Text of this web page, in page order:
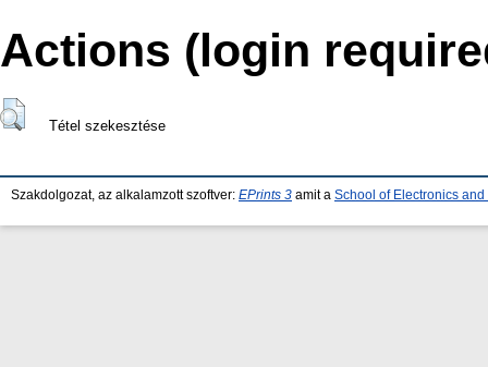
Actions (login
Tétel szekesztése
Szakdolgozat, az alkalamzott szoftver: EPrints 3 amit a School of Electronics